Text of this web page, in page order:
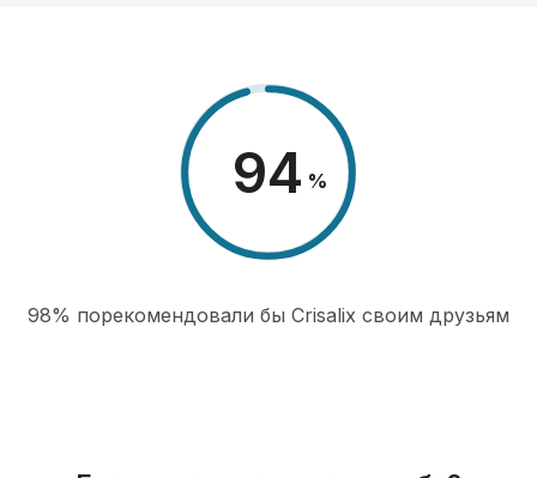
98 %
98% порекомендовали бы Сrisalix cвоим друзьям